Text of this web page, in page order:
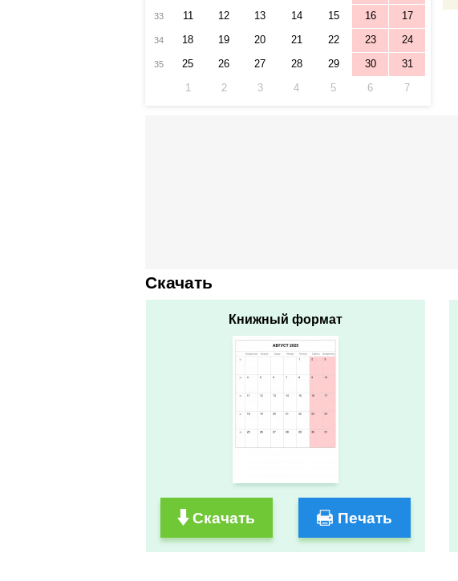
33 11 12 13 14 15 16 17
34 18 19 20 21 22 23 24
35 25 26 27 28 29 30
31
1
2 3 4 5 6 7
Скачать
Книжный формат
Скачать Печать